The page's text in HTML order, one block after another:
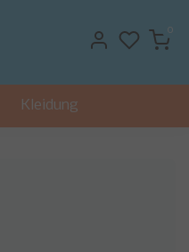
0
Kleidung